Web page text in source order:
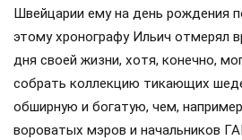
Швейцарии ему на день рождения
этому хронографу Ильич отмерял
дня своей жизни, хотя, конечно,
собрать коллекцию тикающих
обширную и богатую, чем,
вороватых мэров и начальников